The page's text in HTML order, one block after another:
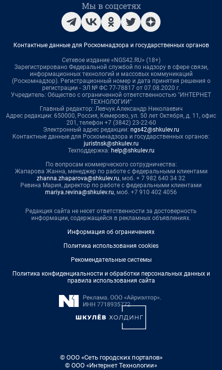
Мы в соцсетях
Контактные данные для Роскомнадзора и государственных органов
Сетевое издание «NGS42.RU» (18+)
Зарегистрировано Федеральной службой по надзору в сфере связи,
информационных технологий и массовых коммуникаций
(Роскомнадзор). Регистрационный номер и дата принятия решения о
регистрации - ЭЛ № ФС 77-78817 от 07.08.2020 г.
Учредитель: Общество с ограниченной ответственностью "ИНТЕРНЕТ
ТЕХНОЛОГИИ"
Главный редактор: Левчук Александр Николаевич
Адрес редакции: 650000, Россия, Кемерово, ул. 50 лет Октября, д. 11, офис
201, телефон +7 (3842) 23-22-60
Электронный адрес редакции: ngs42@shkulev.ru
Контактные данные для Роскомнадзора и государственных органов:
juristnsk@shkulev.ru
Техподдержка: help@shkulev.ru
По вопросам коммерческого сотрудничества:
Жапарова Жанна, менеджер по работе с федеральными клиентами
zhanna.zhaparova@shkulev.ru, моб. + 7 982 640 34 32
Ревина Мария, директор по работе с федеральными клиентами
mariya.revina@shkulev.ru, моб. +7 910 402 4056
Редакция сайта не несет ответственности за достоверность
информации, содержащейся в рекламных объявлениях.
Информация об ограничениях
Политика использования cookies
Рекомендательные системы
Политика конфиденциальности и обработки персональных данных и
правила использования сайта
© ООО «Сеть городских порталов»
© ООО «Интернет Технологии»